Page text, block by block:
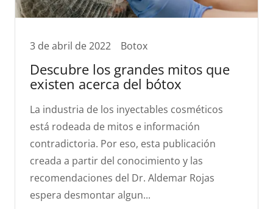
3 de abril de 2022 Botox
Descubre los grandes mitos que
existen acerca del bótox
La industria de los inyectables cosméticos
está rodeada de mitos e información
contradictoria. Por eso, esta publicación
creada a partir del conocimiento y las
recomendaciones del Dr. Aldemar Rojas
espera desmontar algun...